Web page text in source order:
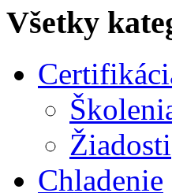
Všetky
Žiadosti
Chladenie